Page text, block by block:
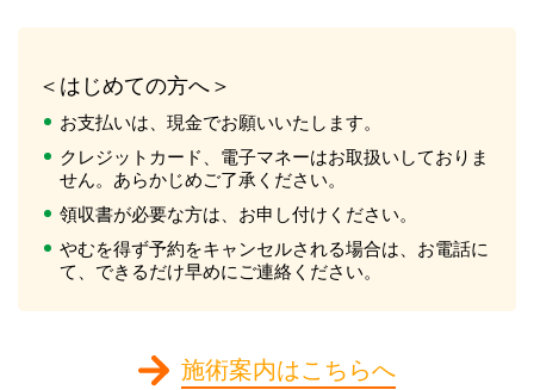
＜はじめての方へ＞
お支払いは、現金でお願いいたします。
クレジットカード、電子マネーはお取扱いしておりま
せん。あらかじめご了承ください。
領収書が必要な方は、お申し付けください。
やむを得ず予約をキャンセルされる場合は、お電話に
て、できるだけ早めにご連絡ください。
施術案内はこちらへ